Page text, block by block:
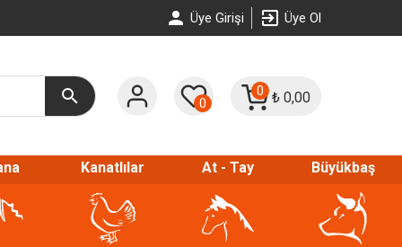
Üye Girişi Üye Ol
0
0 ₺ 0,00
Kanatlılar At - Tay Büyükbaş